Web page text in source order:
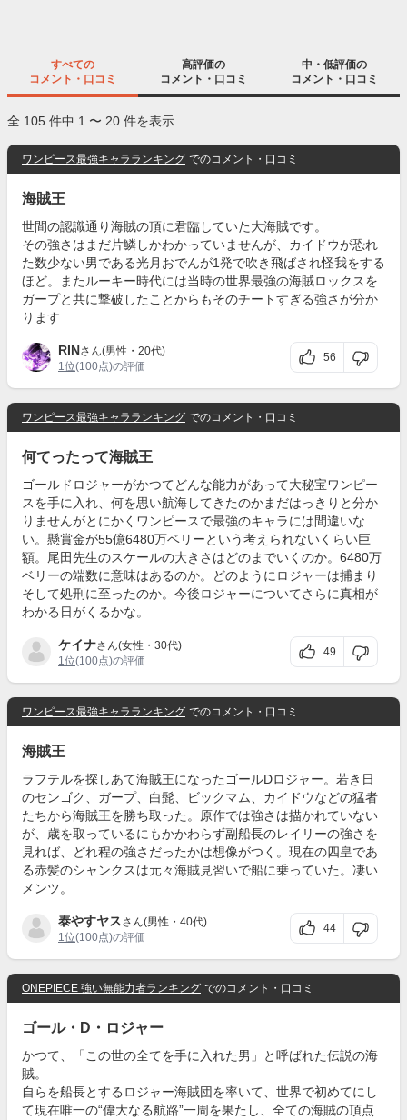
すべての
コメント・口コミ
高評価の
コメント・口コミ
中・低評価の
コメント・口コミ
全 105 件中 1 〜 20 件を表示
ワンピース最強キャラランキング でのコメント・口コミ
海賊王
世間の認識通り海賊の頂に君臨していた大海賊です。
その強さはまだ片鱗しかわかっていませんが、カイドウが恐れ
た数少ない男である光月おでんが1発で吹き飛ばされ怪我をする
ほど。またルーキー時代には当時の世界最強の海賊ロックスを
ガープと共に撃破したことからもそのチートすぎる強さが分か
ります
RINさん(男性・20代)
1位(100点)の評価
56
ワンピース最強キャラランキング でのコメント・口コミ
何てったって海賊王
ゴールドロジャーがかつてどんな能力があって大秘宝ワンピー
スを手に入れ、何を思い航海してきたのかまだはっきりと分か
りませんがとにかくワンピースで最強のキャラには間違いな
い。懸賞金が55億6480万ベリーという考えられないくらい巨
額。尾田先生のスケールの大きさはどのまでいくのか。6480万
ベリーの端数に意味はあるのか。どのようにロジャーは捕まり
そして処刑に至ったのか。今後ロジャーについてさらに真相が
わかる日がくるかな。
ケイナさん(女性・30代)
1位(100点)の評価
49
ワンピース最強キャラランキング でのコメント・口コミ
海賊王
ラフテルを探しあて海賊王になったゴールDロジャー。若き日
のセンゴク、ガープ、白髭、ビックマム、カイドウなどの猛者
たちから海賊王を勝ち取った。原作では強さは描かれていない
が、歳を取っているにもかかわらず副船長のレイリーの強さを
見れば、どれ程の強さだったかは想像がつく。現在の四皇であ
る赤髪のシャンクスは元々海賊見習いで船に乗っていた。凄い
メンツ。
泰やすヤスさん(男性・40代)
1位(100点)の評価
44
ONEPIECE 強い無能力者ランキング でのコメント・口コミ
ゴール・D・ロジャー
かつて、「この世の全てを手に入れた男」と呼ばれた伝説の海
賊。
自らを船長とするロジャー海賊団を率いて、世界で初めてにし
て現在唯一の“偉大なる航路”一周を果たし、全ての海賊の頂点